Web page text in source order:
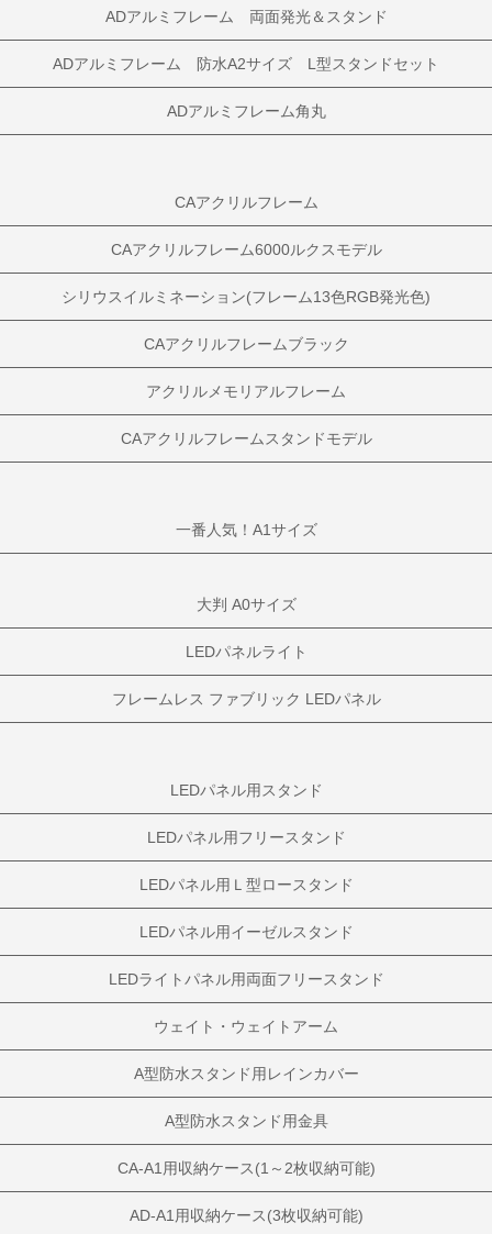
ADアルミフレーム 両面発光＆スタンド
ADアルミフレーム 防水A2サイズ L型スタンドセット
ADアルミフレーム角丸
CAアクリルフレーム
CAアクリルフレーム6000ルクスモデル
シリウスイルミネーション(フレーム13色RGB発光色)
CAアクリルフレームブラック
アクリルメモリアルフレーム
CAアクリルフレームスタンドモデル
一番人気！A1サイズ
大判 A0サイズ
LEDパネルライト
フレームレス ファブリック LEDパネル
LEDパネル用スタンド
LEDパネル用フリースタンド
LEDパネル用Ｌ型ロースタンド
LEDパネル用イーゼルスタンド
LEDライトパネル用両面フリースタンド
ウェイト・ウェイトアーム
A型防水スタンド用レインカバー
A型防水スタンド用金具
CA-A1用収納ケース(1～2枚収納可能)
AD-A1用収納ケース(3枚収納可能)